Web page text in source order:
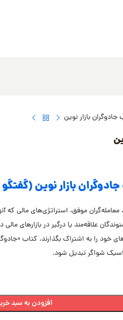
جادوگران بازار نوین
بازار نوین (گفتگو
معامله‌گران موفق، استراتژی‌های مالی
علاقه‌مند یا درگیر در بازارهای
خود را به اشتراک بگذارند. کتاب
شواگر تبدیل شود.
افزودن به سبد